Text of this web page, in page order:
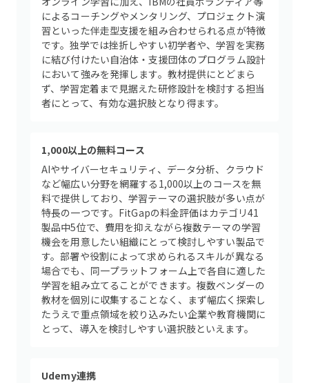
によるコーチングやメンタリング、プロジェクト演
習といった伴走型支援を組み合わせられる点が特徴
です。独学では挫折しやすい初学者や、学習を実務
に結び付けたい自治体・支援団体のプログラム設計
において強みを発揮します。教材提供にとどまら
ず、学習定着まで見据えた研修設計を検討する担当
者にとって、有効な選択肢となり得ます。
1,000以上の無料コース
AIやサイバーセキュリティ、データ分析、クラウド
など幅広い分野を網羅する1,000以上のコースを無
料で提供しており、学習テーマの選択肢が多い点が
特長の一つです。FitGapの料金評価はカテゴリ41
製品中5位で、費用を抑えながら複数テーマの学習
機会を用意したい組織にとって検討しやすい製品で
す。部署や役割によって求められるスキルが異なる
場合でも、同一プラットフォーム上で各自に適した
学習を組み立てることができます。複数ベンダーの
教材を個別に収集することなく、まず幅広く探索し
たうえで重点領域を絞り込みたい企業や教育機関に
とって、導入を検討しやすい選択肢といえます。
Udemy連携